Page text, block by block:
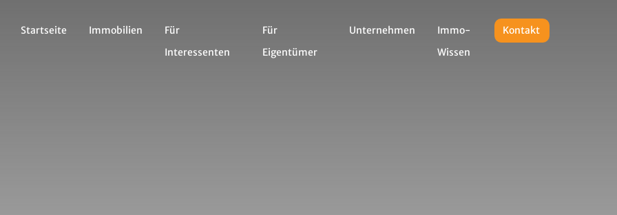
Startseite Immobilien
Für
Interessenten
Für
Eigentümer
Unternehmen
Immo-
Wissen
Kontakt